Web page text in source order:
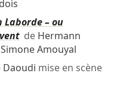
Laborde – ou
de Hermann
Simone Amouyal
Daoudi mise en scène